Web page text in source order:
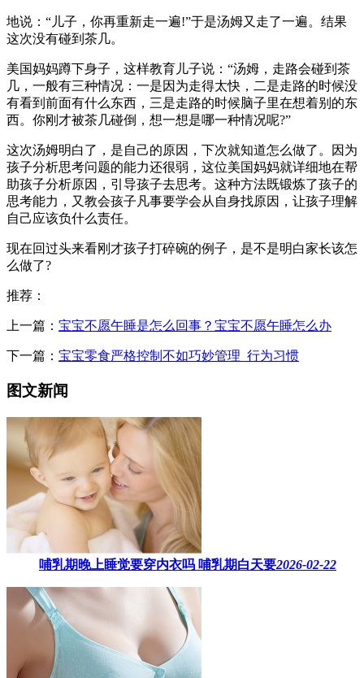
地说：“儿子，你再重新走一遍!”于是汤姆又走了一遍。结果
这次没有碰到茶几。
美国妈妈蹲下身子，这样教育儿子说：“汤姆，走路会碰到茶
几，一般有三种情况：一是因为走得太快，二是走路的时候没
有看到前面有什么东西，三是走路的时候脑子里在想着别的东
西。你刚才被茶几碰倒，想一想是哪一种情况呢?”
这次汤姆明白了，是自己的原因，下次就知道怎么做了。因为
孩子分析思考问题的能力还很弱，这位美国妈妈就详细地在帮
助孩子分析原因，引导孩子去思考。这种方法既锻炼了孩子的
思考能力，又教会孩子凡事要学会从自身找原因，让孩子理解
自己应该负什么责任。
现在回过头来看刚才孩子打碎碗的例子，是不是明白家长该怎
么做了?
推荐：
上一篇： 宝宝不愿午睡是怎么回事？宝宝不愿午睡怎么办
下一篇： 宝宝零食严格控制不如巧妙管理_行为习惯
图文新闻
哺乳期晚上睡觉要穿内衣吗​ 哺乳期白天要2026-02-22